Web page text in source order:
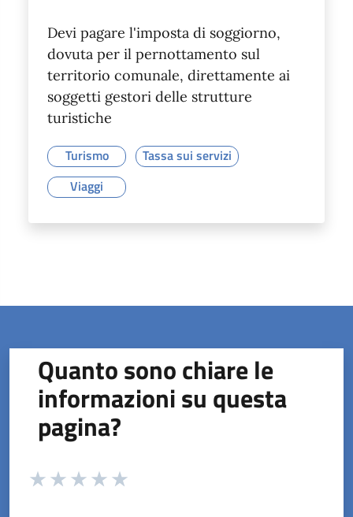
Devi pagare l'imposta di soggiorno,
dovuta per il pernottamento sul
territorio comunale, direttamente ai
soggetti gestori delle strutture
turistiche
Turismo
Tassa sui servizi
Viaggi
Quanto sono chiare le
informazioni su questa
pagina?
Valuta da 1 a 5 stelle la pagina